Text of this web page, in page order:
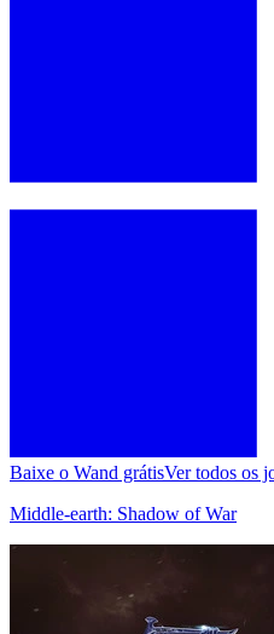
Baixe o Wand grátisVer todos os
Middle-earth: Shadow of War